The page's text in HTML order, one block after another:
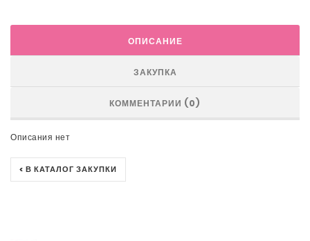
ОПИСАНИЕ
ЗАКУПКА
КОММЕНТАРИИ (0)
Описания нет
< В КАТАЛОГ ЗАКУПКИ